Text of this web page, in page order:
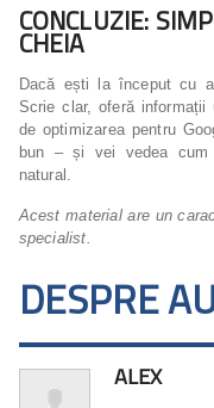
CONCLUZIE:
CHEIA
Dacă ești la început cu
Scrie clar, oferă
de optimizarea pentru
bun – și vei vedea cum
natural.
Acest material are un
specialist.
DESPRE
ALEX